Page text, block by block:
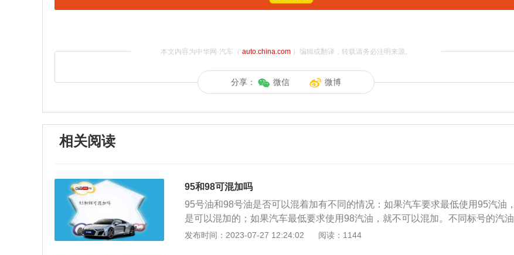
本文内容为中华网·汽车（ auto.china.com）编辑或翻译，转载请务必注明来源。
分享： 微信 微博
相关阅读
95和98可混加吗
95号油和98号油是否可以混着加有不同的情况：如果汽车要求最低使用95汽油，
是可以混加的；如果汽车最低要求使用98汽油，就不可以混加。不同标号的汽油
辛烷值不同，标号越高的汽油辛烷值也是越高，辛烷值越高的汽油稳定性也越
发布时间：2023-07-27 12:24:02 阅读：1144